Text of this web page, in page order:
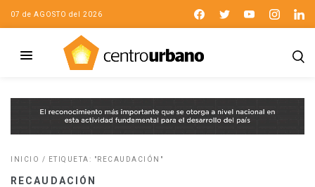
07 de AGOSTO del 2026
INICIO / ETIQUETA: "RECAUDACIÓN"
RECAUDACIÓN